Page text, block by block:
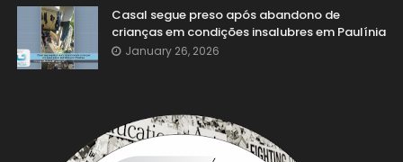
Casal segue preso após abandono de
crianças em condições insalubres em Paulínia
January 26, 2026